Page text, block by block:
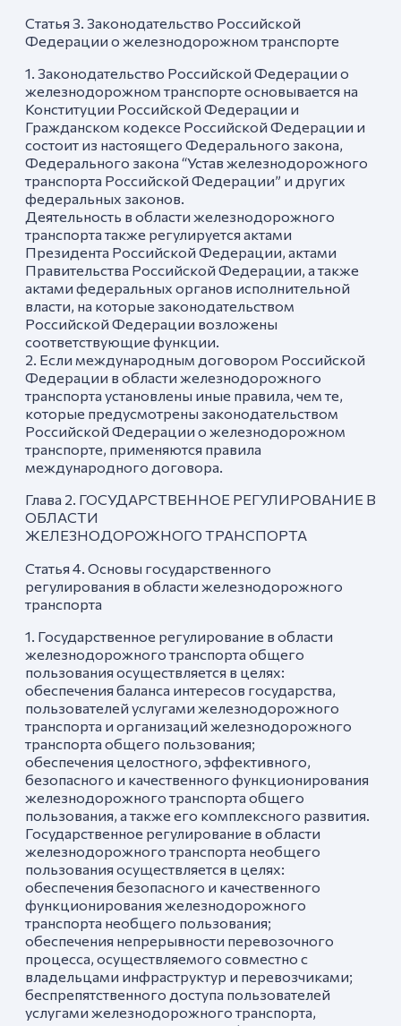
Статья 3. Законодательство Российской
Федерации о железнодорожном транспорте
1. Законодательство Российской Федерации о
железнодорожном транспорте основывается на
Конституции Российской Федерации и
Гражданском кодексе Российской Федерации и
состоит из настоящего Федерального закона,
Федерального закона “Устав железнодорожного
транспорта Российской Федерации” и других
федеральных законов.
Деятельность в области железнодорожного
транспорта также регулируется актами
Президента Российской Федерации, актами
Правительства Российской Федерации, а также
актами федеральных органов исполнительной
власти, на которые законодательством
Российской Федерации возложены
соответствующие функции.
2. Если международным договором Российской
Федерации в области железнодорожного
транспорта установлены иные правила, чем те,
которые предусмотрены законодательством
Российской Федерации о железнодорожном
транспорте, применяются правила
международного договора.
Глава 2. ГОСУДАРСТВЕННОЕ РЕГУЛИРОВАНИЕ В
ОБЛАСТИ
ЖЕЛЕЗНОДОРОЖНОГО ТРАНСПОРТА
Статья 4. Основы государственного
регулирования в области железнодорожного
транспорта
1. Государственное регулирование в области
железнодорожного транспорта общего
пользования осуществляется в целях:
обеспечения баланса интересов государства,
пользователей услугами железнодорожного
транспорта и организаций железнодорожного
транспорта общего пользования;
обеспечения целостного, эффективного,
безопасного и качественного функционирования
железнодорожного транспорта общего
пользования, а также его комплексного развития.
Государственное регулирование в области
железнодорожного транспорта необщего
пользования осуществляется в целях:
обеспечения безопасного и качественного
функционирования железнодорожного
транспорта необщего пользования;
обеспечения непрерывности перевозочного
процесса, осуществляемого совместно с
владельцами инфраструктур и перевозчиками;
беспрепятственного доступа пользователей
услугами железнодорожного транспорта,